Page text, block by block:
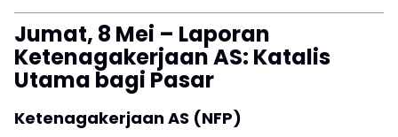
Jumat, 8 Mei – Laporan
Ketenagakerjaan AS: Katalis
Utama bagi Pasar
Ketenagakerjaan AS (NFP)